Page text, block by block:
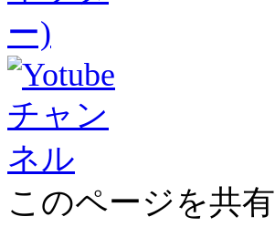
このページを共有